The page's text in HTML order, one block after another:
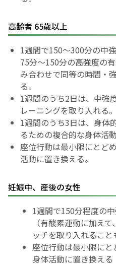
高齢者 65歳以上
1週間で150～300分の中
75分～150分の高強度の
み合わせで同等の時間・
る。
1週間のうち2日は、中強
レーニングを取り入れる。
1週間のうち3日は、身体
るための複合的な身体活
座位行動は最小限にとど
活動に置き換える。
妊娠中、産後の女性
1週間で150分程度の
（有酸素運動に加え
ッチを取り入れること
座位行動は最小限に
身体活動に置き換える